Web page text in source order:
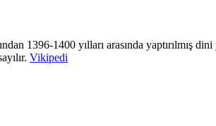
1396-1400 yılları arasında yaptırılmış
Vikipedi